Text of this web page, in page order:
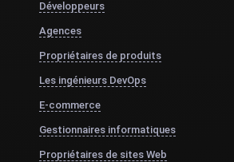
Développeurs
Agences
Propriétaires de produits
Les ingénieurs DevOps
E-commerce
Gestionnaires informatiques
Propriétaires de sites Web